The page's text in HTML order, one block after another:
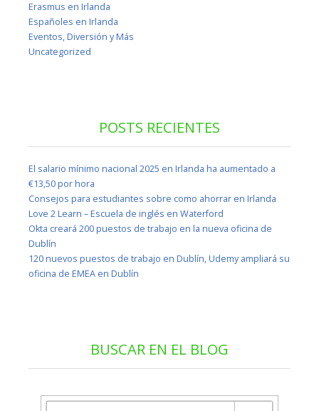
Erasmus en Irlanda
Españoles en Irlanda
Eventos, Diversión y Más
Uncategorized
POSTS RECIENTES
El salario mínimo nacional 2025 en Irlanda ha aumentado a
€13,50 por hora
Consejos para estudiantes sobre como ahorrar en Irlanda
Love 2 Learn – Escuela de inglés en Waterford
Okta creará 200 puestos de trabajo en la nueva oficina de
Dublín
120 nuevos puestos de trabajo en Dublín, Udemy ampliará su
oficina de EMEA en Dublín
BUSCAR EN EL BLOG